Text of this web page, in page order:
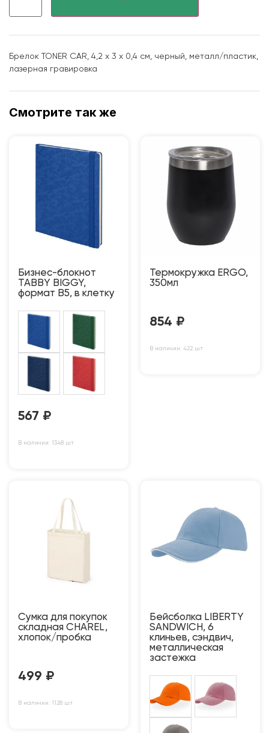
Брелок TONER CAR, 4,2 x 3 x 0,4 см, черный, металл/пластик,
лазерная гравировка
Смотрите так же
Бизнес-блокнот
TABBY BIGGY,
формат В5, в клетку
567 ₽
В наличии: 1348 шт
Термокружка ERGO,
350мл
854 ₽
В наличии: 422 шт
Сумка для покупок
складная CHAREL,
хлопок/пробка
499 ₽
В наличии: 1128 шт
Бейсболка LIBERTY
SANDWICH, 6
клиньев, сэндвич,
металлическая
застежка